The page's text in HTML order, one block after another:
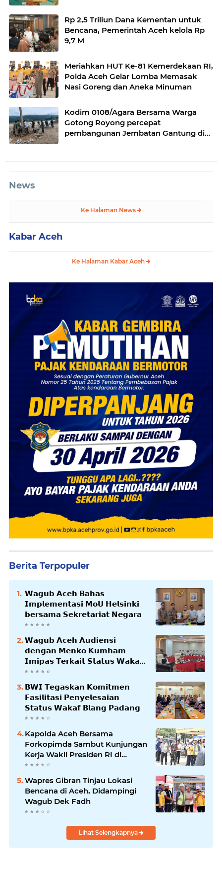
Rp 2,5 Triliun Dana Kementan untuk
Bencana, Pemerintah Aceh kelola Rp
9,7 M
Meriahkan HUT Ke-81 Kemerdekaan RI,
Polda Aceh Gelar Lomba Memasak
Nasi Goreng dan Aneka Minuman
Kodim 0108/Agara Bersama Warga
Gotong Royong percepat
pembangunan Jembatan Gantung di
News
Ke Halaman News
Kabar Aceh
Ke Halaman Kabar Aceh
Berita Terpopuler
𝗪𝗮𝗴𝘂𝗯 𝗔𝗰𝗲𝗵 𝗕𝗮𝗵𝗮𝘀
𝗜𝗺𝗽𝗹𝗲𝗺𝗲𝗻𝘁𝗮𝘀𝗶 𝗠𝗼𝗨 𝗛𝗲𝗹𝘀𝗶𝗻𝗸𝗶
𝗯𝗲𝗿𝘀𝗮𝗺𝗮 𝗦𝗲𝗸𝗿𝗲𝘁𝗮𝗿𝗶𝗮𝘁 𝗡𝗲𝗴𝗮𝗿𝗮
𝗪𝗮𝗴𝘂𝗯 𝗔𝗰𝗲𝗵 𝗔𝘂𝗱𝗶𝗲𝗻𝘀𝗶
𝗱𝗲𝗻𝗴𝗮𝗻 𝗠𝗲𝗻𝗸𝗼 𝗞𝘂𝗺𝗵𝗮𝗺
𝗜𝗺𝗶𝗽𝗮𝘀 𝗧𝗲𝗿𝗸𝗮𝗶𝘁 𝗦𝘁𝗮𝘁𝘂𝘀 𝗪𝗮𝗸𝗮𝗳
𝗕𝗹𝗮𝗻𝗴𝗽𝗮𝗱𝗮𝗻𝗴
𝗕𝗪𝗜 𝗧𝗲𝗴𝗮𝘀𝗸𝗮𝗻 𝗞𝗼𝗺𝗶𝘁𝗺𝗲𝗻
𝗙𝗮𝘀𝗶𝗹𝗶𝘁𝗮𝘀𝗶 𝗣𝗲𝗻𝘆𝗲𝗹𝗲𝘀𝗮𝗶𝗮𝗻
𝗦𝘁𝗮𝘁𝘂𝘀 𝗪𝗮𝗸𝗮𝗳 𝗕𝗹𝗮𝗻𝗴 𝗣𝗮𝗱𝗮𝗻𝗴
Kapolda Aceh Bersama
Forkopimda Sambut Kunjungan
Kerja Wakil Presiden RI di
Kabupaten Bireuen
Wapres Gibran Tinjau Lokasi
Bencana di Aceh, Didampingi
Wagub Dek Fadh
Lihat Selengkapnya